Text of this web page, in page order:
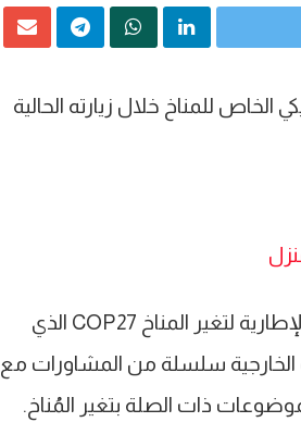
للمناخ خلال زيارته الحالية
يأتى ذلك ضمن استعدادات مصر لمؤتمر أطراف اتفاقية الأمم المتحدة الإطارية لتغير المناخ COP27 الذي
تعقد وزارة الخارجية سلسلة من المشاورات مع
ذات الصلة بتغير المُناخ.